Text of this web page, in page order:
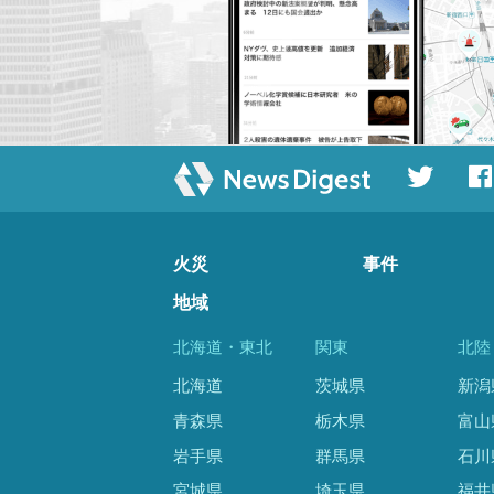
火災 事件
地域
北海道・東北
北海道
青森県
岩手県
関東
茨城県
栃木県
群馬県
北陸
新潟
富山
石川